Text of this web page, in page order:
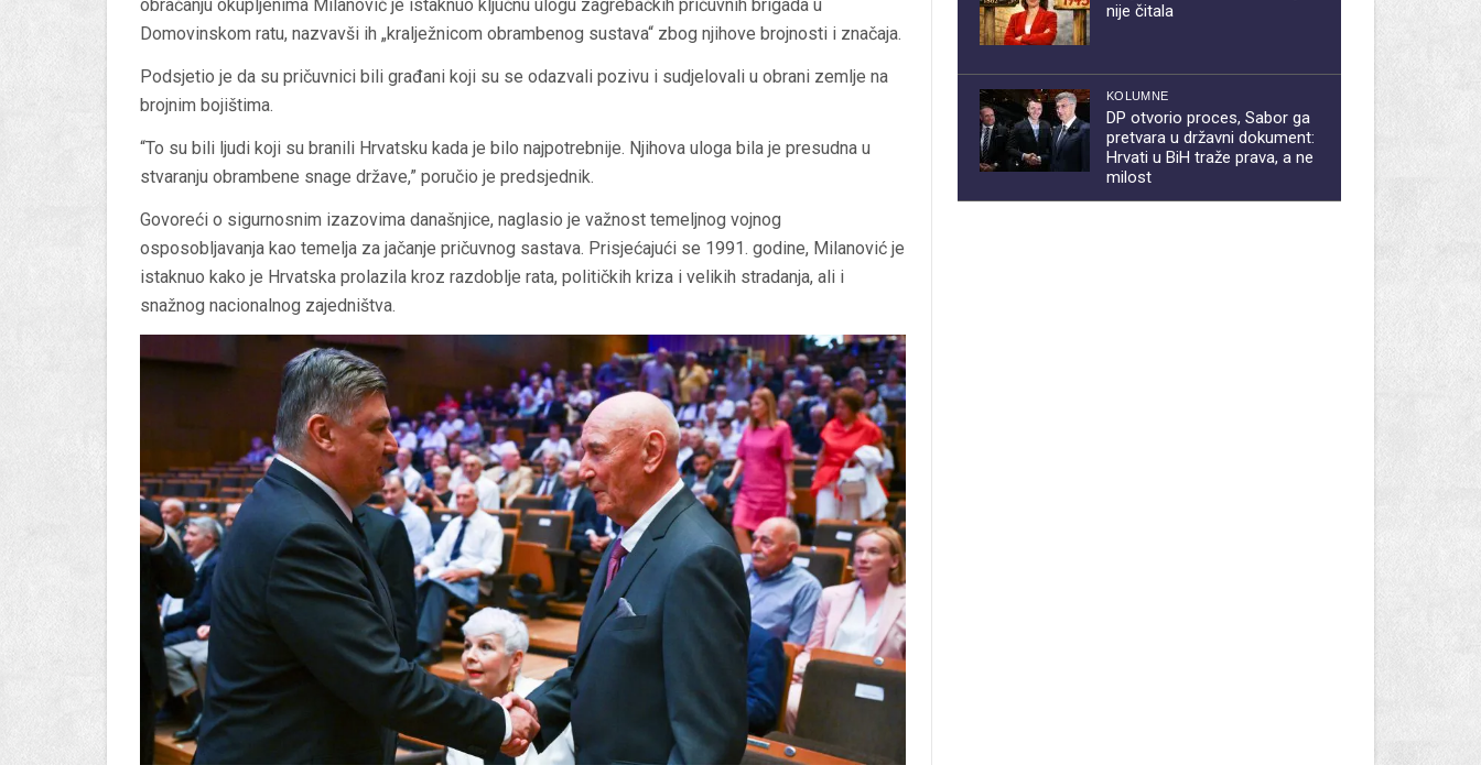
obraćanju okupljenima Milanović je istaknuo ključnu ulogu zagrebačkih pričuvnih brigada u
Domovinskom ratu, nazvavši ih „kralježnicom obrambenog sustava“ zbog njihove brojnosti i značaja.
Podsjetio je da su pričuvnici bili građani koji su se odazvali pozivu i sudjelovali u obrani zemlje na
brojnim bojištima.
“To su bili ljudi koji su branili Hrvatsku kada je bilo najpotrebnije. Njihova uloga bila je presudna u
stvaranju obrambene snage države,” poručio je predsjednik.
Govoreći o sigurnosnim izazovima današnjice, naglasio je važnost temeljnog vojnog
osposobljavanja kao temelja za jačanje pričuvnog sastava. Prisjećajući se 1991. godine, Milanović je
istaknuo kako je Hrvatska prolazila kroz razdoblje rata, političkih kriza i velikih stradanja, ali i
snažnog nacionalnog zajedništva.
nije čitala
KOLUMNE
DP otvorio proces, Sabor ga
pretvara u državni dokument:
Hrvati u BiH traže prava, a ne
milost